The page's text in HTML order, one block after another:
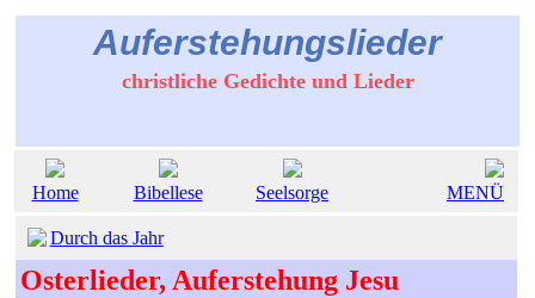
Auferstehungslieder
christliche Gedichte und Lieder
Home Bibellese Seelsorge MENÜ
Durch das Jahr
Osterlieder, Auferstehung Jesu